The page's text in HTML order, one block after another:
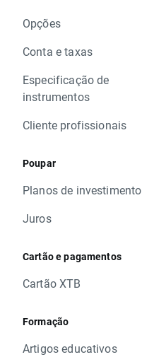
Opções
Conta e taxas
Especificação de
instrumentos
Cliente profissionais
Poupar
Planos de investimento
Juros
Cartão e pagamentos
Cartão XTB
Formação
Artigos educativos